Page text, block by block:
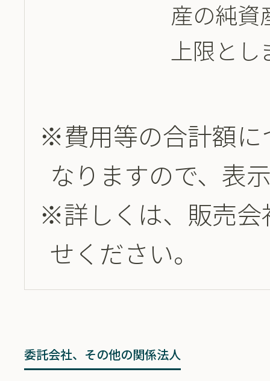
産の純資
上限とし
※費用等の合計額に
なりますので、表
※詳しくは、販売会
せください。
委託会社、その他の関係法人